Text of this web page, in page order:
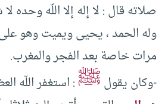
صلاته قال :‏ لا إله إلا اللّه وحده
وله الحمد ، يحيى ويميت وهو
مرات خاصة بعد الفجر والمغرب.‏
-وكان يقولﷺ:‏ استغفر اللّه